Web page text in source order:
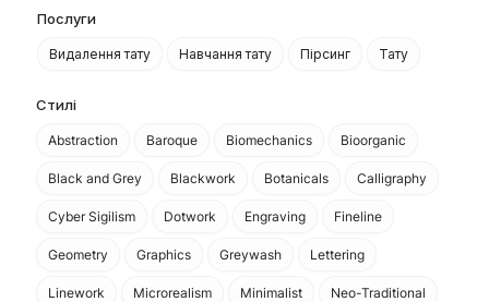
Послуги
Видалення тату Навчання тату Пірсинг Тату
Стилі
Abstraction Baroque Biomechanics Bioorganic
Black and Grey Blackwork Botanicals Calligraphy
Cyber Sigilism Dotwork Engraving Fineline
Geometry Graphics Greywash Lettering
Linework Microrealism Minimalist Neo-Traditional